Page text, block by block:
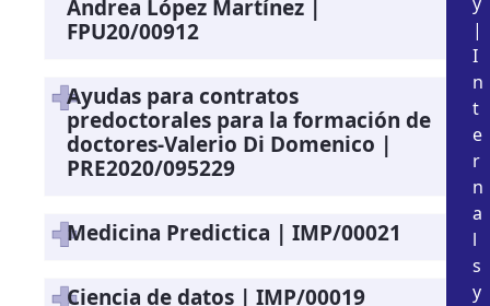
Andrea López Martínez |
FPU20/00912
Ayudas para contratos
predoctorales para la formación de
doctores-Valerio Di Domenico |
PRE2020/095229
Medicina Predictica | IMP/00021
Ciencia de datos | IMP/00019
|
I
n
t
e
r
n
a
l
s
y